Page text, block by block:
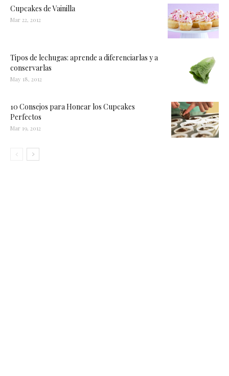
Cupcakes de Vainilla
Mar 22, 2012
Tipos de lechugas: aprende a diferenciarlas y a
conservarlas
May 18, 2012
10 Consejos para Honear los Cupcakes
Perfectos
Mar 19, 2012